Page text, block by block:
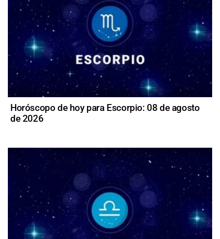
Horóscopo de hoy para Escorpio: 08 de agosto
de 2026